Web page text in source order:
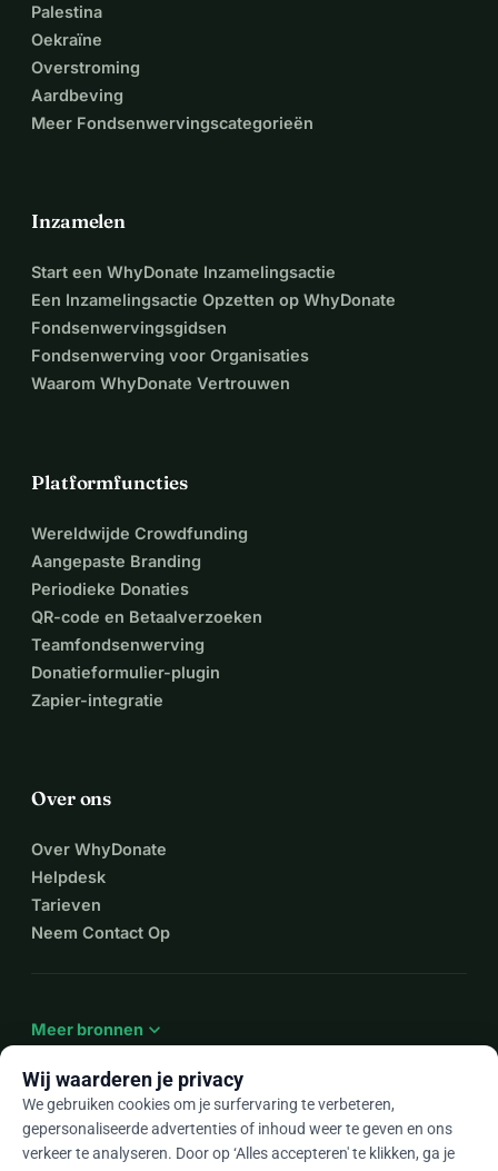
Palestina
Oekraïne
Overstroming
Aardbeving
Meer Fondsenwervingscategorieën
Inzamelen
Start een WhyDonate Inzamelingsactie
Een Inzamelingsactie Opzetten op WhyDonate
Fondsenwervingsgidsen
Fondsenwerving voor Organisaties
Waarom WhyDonate Vertrouwen
Platformfuncties
Wereldwijde Crowdfunding
Aangepaste Branding
Periodieke Donaties
QR-code en Betaalverzoeken
Teamfondsenwerving
Donatieformulier-plugin
Zapier-integratie
Over ons
Over WhyDonate
Helpdesk
Tarieven
Neem Contact Op
Meer bronnen expand_more
Nlarrow_drop_down
Wij waarderen je privacy
We gebruiken cookies om je surfervaring te verbeteren,
gepersonaliseerde advertenties of inhoud weer te geven en ons
verkeer te analyseren. Door op ‘Alles accepteren' te klikken, ga je